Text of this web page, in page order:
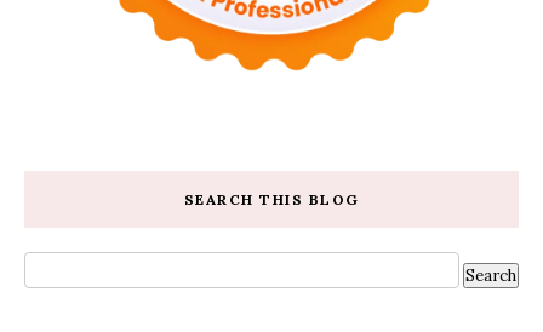
SEARCH THIS BLOG